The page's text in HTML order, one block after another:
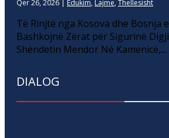
Qer 26, 2026 | Edukim, Lajme, Thellesisht
Të Rinjtë nga Kosova dhe Bosnja
Bashkojnë Zërat për Sigurinë
Shëndetin Mendor Në Kamenicë,...
DIALOG